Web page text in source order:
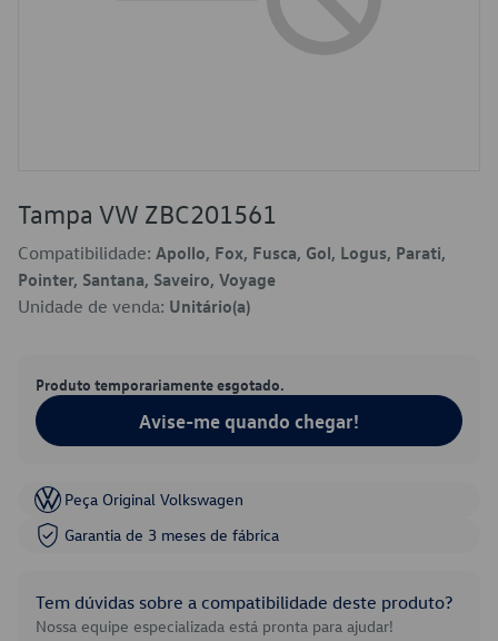
Tampa VW ZBC201561
Compatibilidade: Apollo, Fox, Fusca, Gol, Logus, Parati,
Pointer, Santana, Saveiro, Voyage
Unidade de venda: Unitário(a)
Produto temporariamente esgotado.
Avise-me quando chegar!
Peça Original Volkswagen
Garantia de 3 meses de fábrica
Tem dúvidas sobre a compatibilidade deste produto?
Nossa equipe especializada está pronta para ajudar!